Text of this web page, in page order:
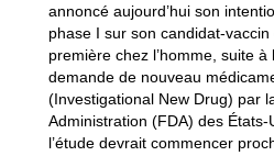
annoncé aujourd’hui son
phase I sur son candidat-
première chez l’homme, suite à
demande de nouveau
(Investigational New Drug) par
Administration (FDA) des
l’étude devrait commencer